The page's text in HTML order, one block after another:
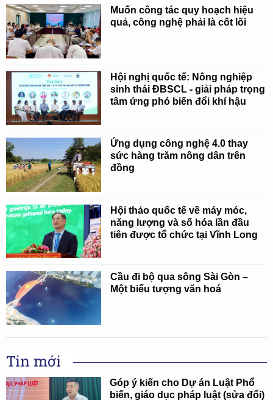
Muốn công tác quy hoạch hiệu
quả, công nghệ phải là cốt lõi
Hội nghị quốc tế: Nông nghiệp
sinh thái ĐBSCL - giải pháp trọng
tâm ứng phó biến đổi khí hậu
Ứng dụng công nghệ 4.0 thay
sức hàng trăm nông dân trên
đồng
Hội thảo quốc tế về máy móc,
năng lượng và số hóa lần đầu
tiên được tổ chức tại Vĩnh Long
Cầu đi bộ qua sông Sài Gòn –
Một biểu tượng văn hoá
Tin mới
Góp ý kiến cho Dự án Luật Phổ
biến, giáo dục pháp luật (sửa đổi)